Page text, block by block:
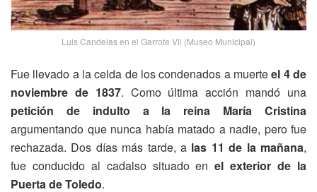
Luis Candelas en el Garrote Vil (Museo Municipal)
Fue llevado a la celda de los condenados a muerteel 4 de
noviembre de 1837. Como última acción mandó una
petición de indulto a la reina María Cristina
argumentando que nunca había matado a nadie, pero fue
rechazada. Dos días más tarde, a las 11 de la mañana,
fue conducido al cadalso situado enel exterior de la
Puerta de Toledo.